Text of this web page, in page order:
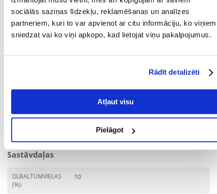
sociālās saziņas līdzekļu, reklamēšanas un analīzes
partneriem, kuri to var apvienot ar citu informāciju, ko viņiem
sniedzat vai ko viņi apkopo, kad lietojat viņu pakalpojumus.
Rādīt detalizēti
Atļaut visu
Pielāgot
IEPAKOJUMA SVARS
(KG):
0.085
Jaunākais
Sastāvdaļas
OLBALTUMVIELAS
(%):
10